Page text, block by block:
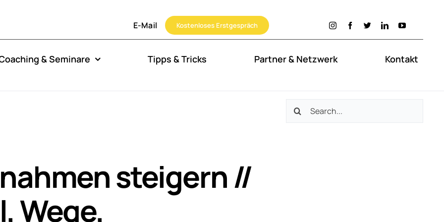
E-Mail Kostenloses Erstgespräch
& Seminare Tipps & Tricks Partner & Netzwerk Kontakt
Search
steigern //
Wege,